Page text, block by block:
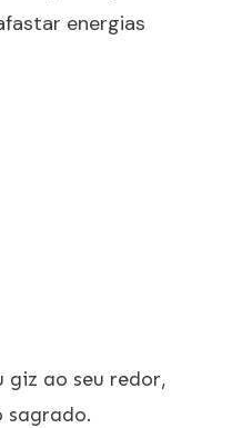
energias
giz ao seu redor,
sagrado.